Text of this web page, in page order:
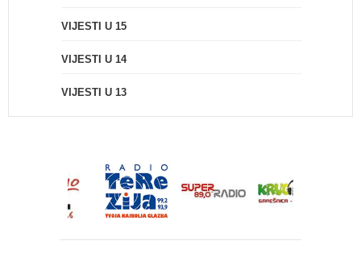
VIJESTI U 15
VIJESTI U 14
VIJESTI U 13